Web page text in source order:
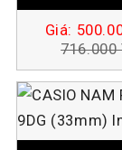
Giá:
716.000